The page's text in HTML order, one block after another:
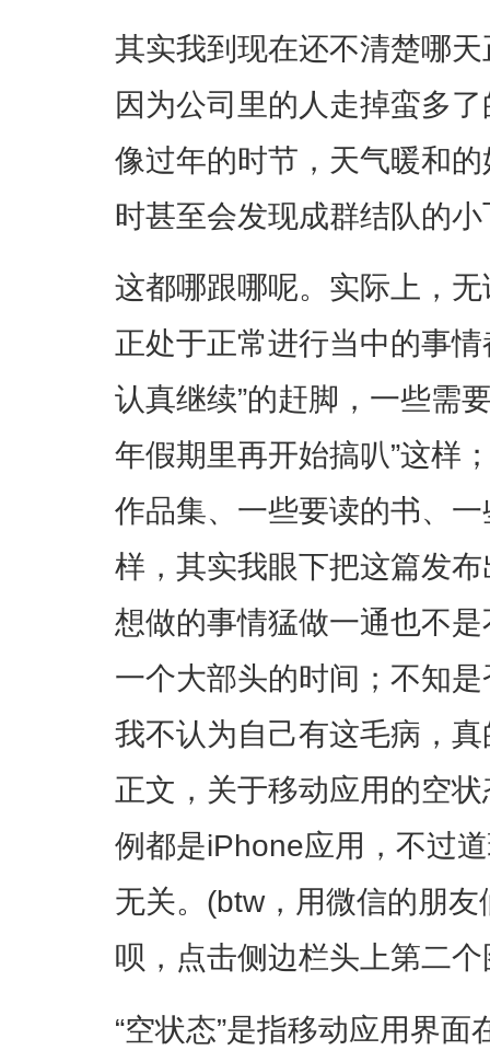
其实我到现在还不清楚哪
因为公司里的人走掉蛮多
像过年的时节，天气暖和
时甚至会发现成群结队的
这都哪跟哪呢。实际上，
正处于正常进行当中的事
认真继续”的赶脚，一些需
年假期里再开始搞叭”这样
作品集、一些要读的书、
样，其实我眼下把这篇发
想做的事情猛做一通也不
一个大部头的时间；不知
我不认为自己有这毛病，
正文，关于移动应用的空
例都是iPhone应用，不过
无关。(btw，用微信的朋
呗，点击侧边栏头上第二
“空状态”是指移动应用界